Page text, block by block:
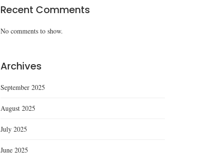
Recent Comments
No comments to show.
Archives
September 2025
August 2025
July 2025
June 2025